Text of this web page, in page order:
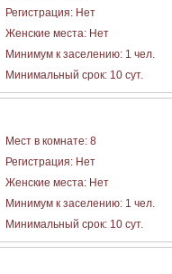
Регистрация: Нет
Женские места: Нет
Минимум к заселению: 1 чел.
Минимальный срок: 10 сут.
Мест в комнате: 8
Регистрация: Нет
Женские места: Нет
Минимум к заселению: 1 чел.
Минимальный срок: 10 сут.